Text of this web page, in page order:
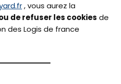
, vous aurez la
de refuser les cookies de
des Logis de france